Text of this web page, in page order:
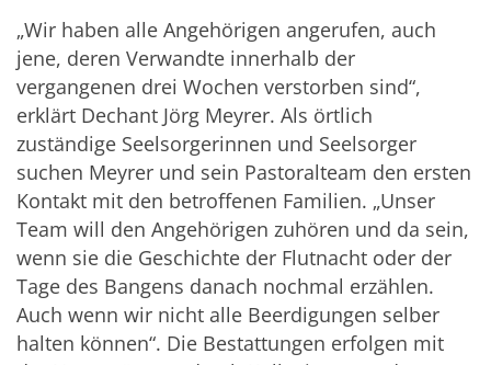
„Wir haben alle Angehörigen angerufen, auch
jene, deren Verwandte innerhalb der
vergangenen drei Wochen verstorben sind“,
erklärt Dechant Jörg Meyrer. Als örtlich
zuständige Seelsorgerinnen und Seelsorger
suchen Meyrer und sein Pastoralteam den ersten
Kontakt mit den betroffenen Familien. „Unser
Team will den Angehörigen zuhören und da sein,
wenn sie die Geschichte der Flutnacht oder der
Tage des Bangens danach nochmal erzählen.
Auch wenn wir nicht alle Beerdigungen selber
halten können“. Die Bestattungen erfolgen mit